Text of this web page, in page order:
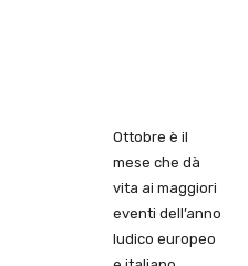
Ottobre è il
mese che dà
vita ai maggiori
eventi dell’anno
ludico europeo